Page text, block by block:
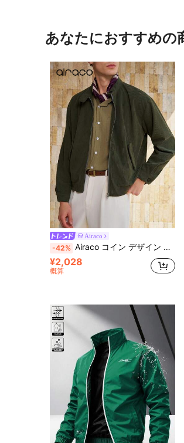
あなたにおすすめの
Airaco
-42% Airaco コイン デザイン ミニマリスト コーデュロイ スタンドカラー ジャケット メンズ
¥2,028
概算